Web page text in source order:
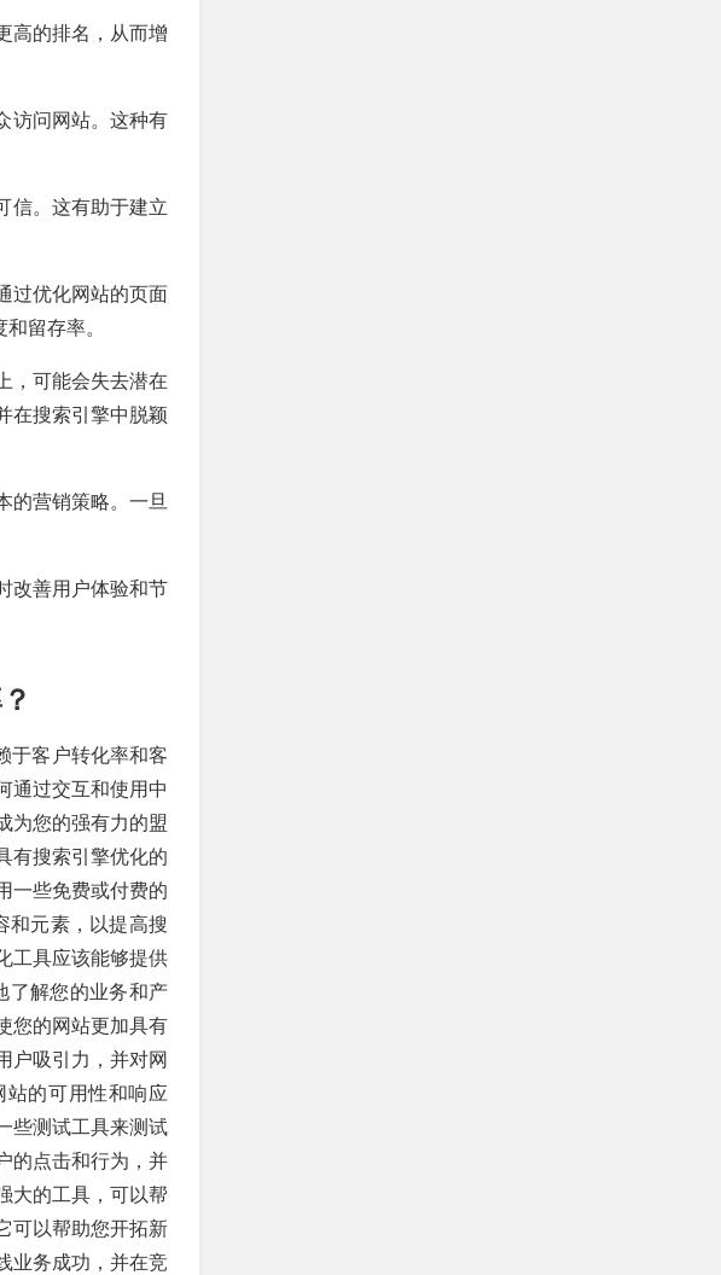
高的排名，从而增
访问网站。这种有
信。这有助于建立
过优化网站的页面
留存率。
，可能会失去潜在
在搜索引擎中脱颖
的营销策略。一旦
改善用户体验和节
于客户转化率和客
通过交互和使用中
为您的强有力的盟
有搜索引擎优化的
一些免费或付费的
和元素，以提高搜
工具应该能够提供
了解您的业务和产
您的网站更加具有
户吸引力，并对网
的可用性和响应
些测试工具来测试
的点击和行为，并
大的工具，可以帮
可以帮助您开拓新
业务成功，并在竞